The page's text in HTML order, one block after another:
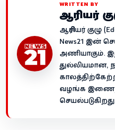
WRITTEN BY
ஆசிரியர்
ஆசிரியர் குழு
News21 இன்
அணியாகும்.
துல்லியமான,
வழங்க